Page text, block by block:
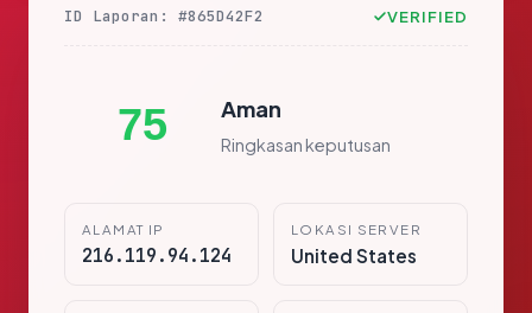
ID Laporan: #865D42F2 VERIFIED
75 Aman
Ringkasan keputusan
ALAMAT IP
216.119.94.124
LOKASI SERVER
United States